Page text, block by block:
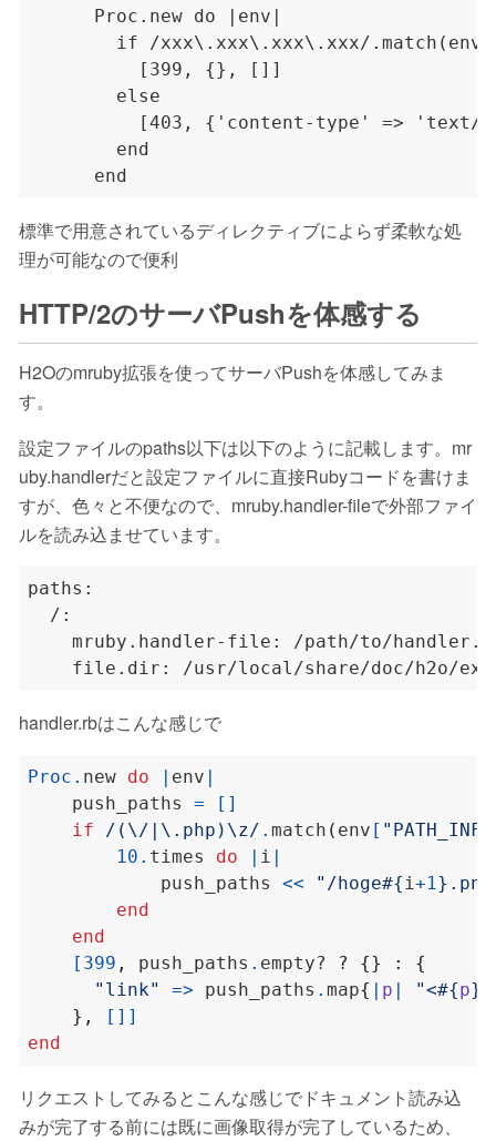
標準で用意されているディレクティブによらず柔軟な処
理が可能なので便利
HTTP/2のサーバPushを体感する
H2Oのmruby拡張を使ってサーバPushを体感してみま
す。
設定ファイルのpaths以下は以下のように記載します。mr
uby.handlerだと設定ファイルに直接Rubyコードを書けま
すが、色々と不便なので、mruby.handler-fileで外部ファイ
ルを読み込ませています。
handler.rbはこんな感じで
Proc . new do | env |
    push_paths
=
[]
if
/(\/|\.php)\z/ . match ( env [
10 . times do | i |
            push_paths
<< "/hoge#{i+1}
end
end
[ 399 , push_paths . empty? ? {} :
{
"link"
=> push_paths . map{ | p | "<#{p}
},
[]]
end
リクエストしてみるとこんな感じでドキュメント読み込
みが完了する前には既に画像取得が完了しているため、